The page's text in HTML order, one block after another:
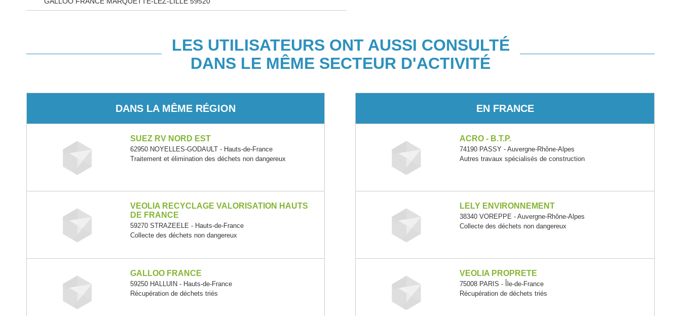
LES UTILISATEURS ONT AUSSI CONSULTÉ
DANS LE MÊME SECTEUR D'ACTIVITÉ
DANS LA MÊME RÉGION
SUEZ RV NORD EST
62950 NOYELLES-GODAULT - Hauts-de-France
Traitement et élimination des déchets non dangereux
VEOLIA RECYCLAGE VALORISATION HAUTS
DE FRANCE
59270 STRAZEELE - Hauts-de-France
Collecte des déchets non dangereux
GALLOO FRANCE
59250 HALLUIN - Hauts-de-France
Récupération de déchets triés
EN FRANCE
ACRO - B.T.P.
74190 PASSY - Auvergne-Rhône-Alpes
Autres travaux spécialisés de construction
LELY ENVIRONNEMENT
38340 VOREPPE - Auvergne-Rhône-Alpes
Collecte des déchets non dangereux
VEOLIA PROPRETE
75008 PARIS - Île-de-France
Récupération de déchets triés